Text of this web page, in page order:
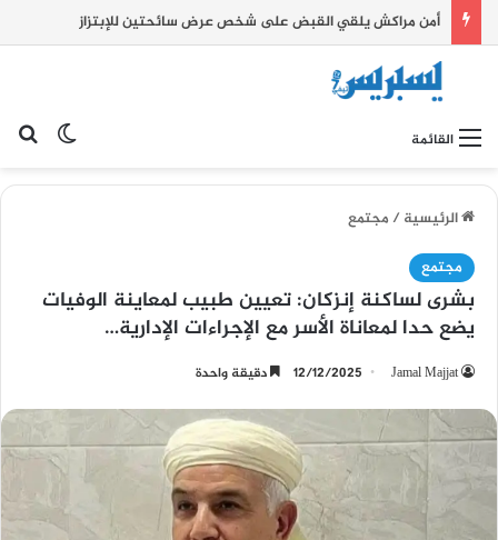
أمن مراكش يلقي القبض على شخص عرض سائحتين للإبتزاز
القائمة
الرئيسية/مجتمع
مجتمع
بشرى لساكنة إنزكان: تعيين طبيب لمعاينة الوفيات
يضع حدا لمعاناة الأسر مع الإجراءات الإدارية…
Jamal Majjat
12/12/2025 دقيقة واحدة